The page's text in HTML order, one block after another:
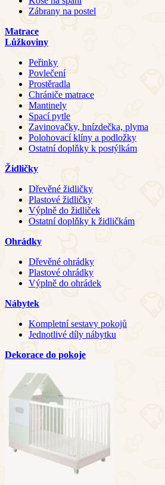
Zábrany na postel
Matrace
Lůžkoviny
Peřinky
Povlečení
Prostěradla
Chrániče matrace
Mantinely
Spací pytle
Zavinovačky, hnízdečka, plyma
Polohovací klíny a podložky
Ostatní doplňky k postýlkám
Židličky
Dřevěné židličky
Plastové židličky
Výplně do židliček
Ostatní doplňky k židličkám
Ohrádky
Dřevěné ohrádky
Plastové ohrádky
Výplně do ohrádek
Nábytek
Kompletní sestavy pokojů
Jednotlivé díly nábytku
Dekorace do pokoje